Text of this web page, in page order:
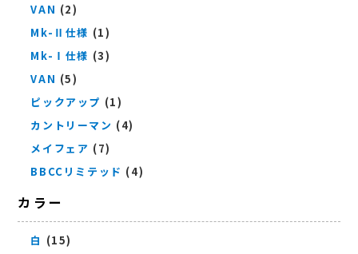
VAN (2)
Mk-Ⅱ仕様 (1)
Mk-Ⅰ仕様 (3)
VAN (5)
ピックアップ (1)
カントリーマン (4)
メイフェア (7)
BBCCリミテッド (4)
カラー
白 (15)